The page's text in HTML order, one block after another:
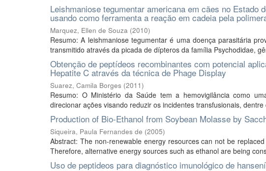
Leishmaniose tegumentar americana em cães no Estado
usando como ferramenta a reação em cadeia pela
Marquez, Ellen de Souza (2010)
Resumo: A leishmaniose tegumentar é uma doença parasitária
transmitido através da picada de dípteros da família Psychodidae,
Obtenção de peptídeos recombinantes com potencial
Hepatite C através da técnica de Phage Display
Suarez, Camila Borges (2011)
Resumo: O Ministério da Saúde tem a hemovigilância como
direcionar ações visando reduzir os incidentes transfusionais,
Production of Bio-Ethanol from Soybean Molasse by
Siqueira, Paula Fernandes de (2005)
Abstract: The non-renewable energy resources can not be
Therefore, alternative energy sources such as ethanol are being
Uso de peptideos para diagnóstico imunológico de